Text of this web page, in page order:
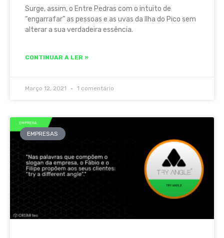
Surge, assim, o Entre Pedras com o intuito de
“engarrafar” as pessoas e as uvas da Ilha do Pico sem
alterar a sua verdadeira essência.
CONTINUAR A LER »
Março 12, 2021 1 comentário
EMPRESAS